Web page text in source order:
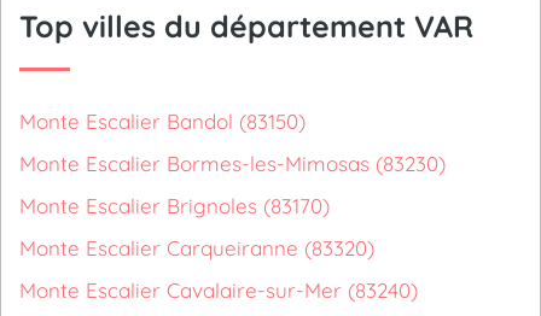
Top villes du département VAR
Monte Escalier Bandol (83150)
Monte Escalier Bormes-les-Mimosas (83230)
Monte Escalier Brignoles (83170)
Monte Escalier Carqueiranne (83320)
Monte Escalier Cavalaire-sur-Mer (83240)